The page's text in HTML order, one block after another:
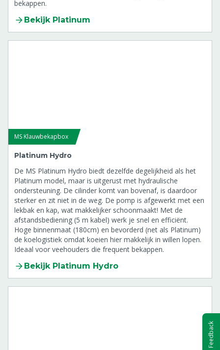
bekappen.
Bekijk Platinum
MS Klauwbekapbox
Platinum Hydro
De MS Platinum Hydro biedt dezelfde degelijkheid als het
Platinum model, maar is uitgerust met hydraulische
ondersteuning. De cilinder komt van bovenaf, is daardoor
sterker en zit niet in de weg. De pomp is afgewerkt met een
lekbak en kap, wat makkelijker schoonmaakt! Met de
afstandsbediening (5 m kabel) werk je snel en efficiënt.
Hoge binnenmaat (180cm) en bevorderd (net als Platinum)
de koelogistiek omdat koeien hier makkelijk in willen lopen.
Ideaal voor veehouders die frequent bekappen.
Bekijk Platinum Hydro
Feedback